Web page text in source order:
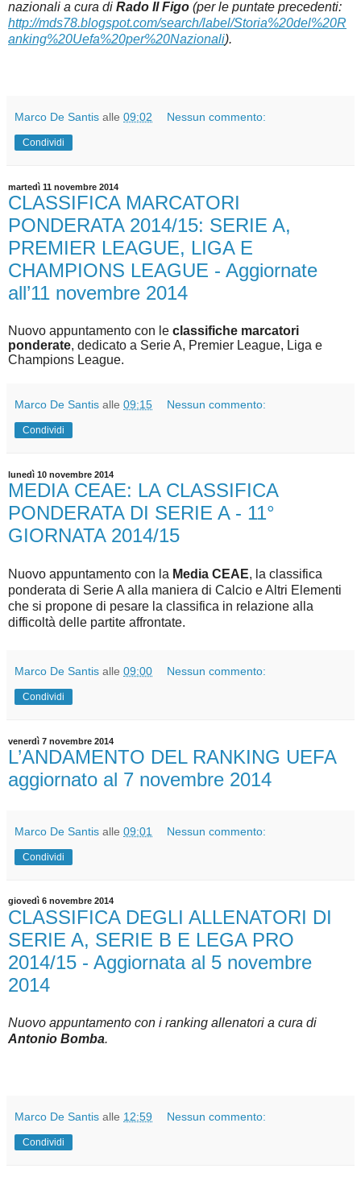
nazionali a cura di Rado Il Figo (per le puntate precedenti:
http://mds78.blogspot.com/search/label/Storia%20del%20R
anking%20Uefa%20per%20Nazionali).
Marco De Santis alle 09:02 Nessun commento:
Condividi
martedì 11 novembre 2014
CLASSIFICA MARCATORI
PONDERATA 2014/15: SERIE A,
PREMIER LEAGUE, LIGA E
CHAMPIONS LEAGUE - Aggiornate
all’11 novembre 2014
Nuovo appuntamento con le classifiche marcatori
ponderate, dedicato a Serie A, Premier League, Liga e
Champions League.
Marco De Santis alle 09:15 Nessun commento:
Condividi
lunedì 10 novembre 2014
MEDIA CEAE: LA CLASSIFICA
PONDERATA DI SERIE A - 11°
GIORNATA 2014/15
Nuovo appuntamento con la Media CEAE, la classifica
ponderata di Serie A alla maniera di Calcio e Altri Elementi
che si propone di pesare la classifica in relazione alla
difficoltà delle partite affrontate.
Marco De Santis alle 09:00 Nessun commento:
Condividi
venerdì 7 novembre 2014
L’ANDAMENTO DEL RANKING UEFA
aggiornato al 7 novembre 2014
Marco De Santis alle 09:01 Nessun commento:
Condividi
giovedì 6 novembre 2014
CLASSIFICA DEGLI ALLENATORI DI
SERIE A, SERIE B E LEGA PRO
2014/15 - Aggiornata al 5 novembre
2014
Nuovo appuntamento con i ranking allenatori a cura di
Antonio Bomba.
Marco De Santis alle 12:59 Nessun commento:
Condividi